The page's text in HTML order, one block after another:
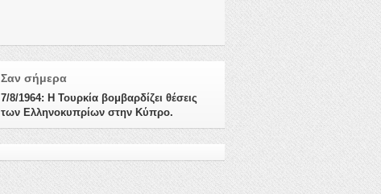
Σαν σήμερα
7/8/1964: Η Τουρκία βομβαρδίζει θέσεις
των Ελληνοκυπρίων στην Κύπρο.